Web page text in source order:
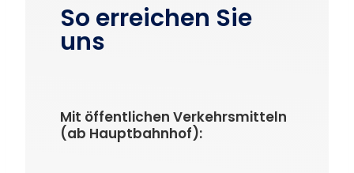
So erreichen Sie
uns
Mit öffentlichen Verkehrsmitteln
(ab Hauptbahnhof):